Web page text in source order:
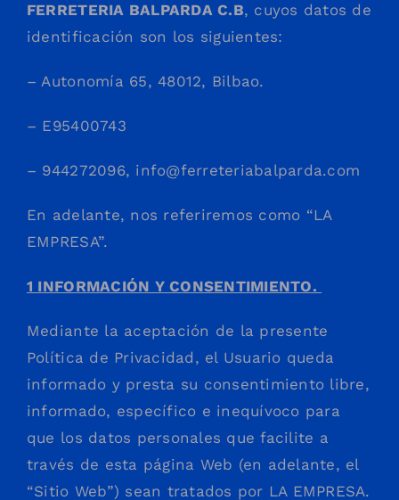
FERRETERIA BALPARDA C.B, cuyos datos de
identificación son los siguientes:
– Autonomía 65, 48012, Bilbao.
– E95400743
– 944272096, info@ferreteriabalparda.com
En adelante, nos referiremos como “LA
EMPRESA”.
1 INFORMACIÓN Y CONSENTIMIENTO.
Mediante la aceptación de la presente
Política de Privacidad, el Usuario queda
informado y presta su consentimiento libre,
informado, específico e inequívoco para
que los datos personales que facilite a
través de esta página Web (en adelante, el
“Sitio Web”) sean tratados por LA EMPRESA.